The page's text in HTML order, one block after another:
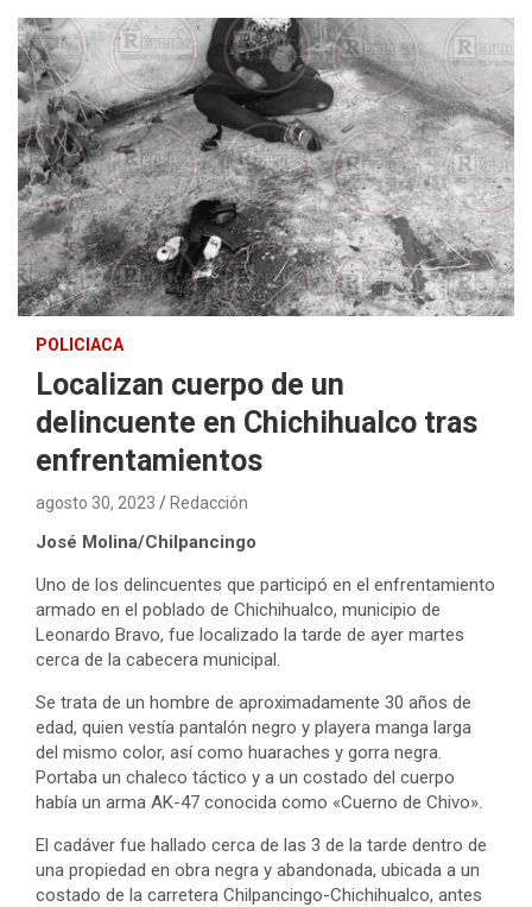
POLICIACA
Localizan cuerpo de un
delincuente en Chichihualco tras
enfrentamientos
agosto 30, 2023 Redacción
José Molina/Chilpancingo
Uno de los delincuentes que participó en el enfrentamiento
armado en el poblado de Chichihualco, municipio de
Leonardo Bravo, fue localizado la tarde de ayer martes
cerca de la cabecera municipal.
Se trata de un hombre de aproximadamente 30 años de
edad, quien vestía pantalón negro y playera manga larga
del mismo color, así como huaraches y gorra negra.
Portaba un chaleco táctico y a un costado del cuerpo
había un arma AK-47 conocida como «Cuerno de Chivo».
El cadáver fue hallado cerca de las 3 de la tarde dentro de
una propiedad en obra negra y abandonada, ubicada a un
costado de la carretera Chilpancingo-Chichihualco, antes